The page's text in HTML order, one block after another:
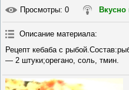
Просмотры: 0 Вкусно
Описание материала:
Рецепт кебаба с
— 2 штуки;орегано, соль, тмин.